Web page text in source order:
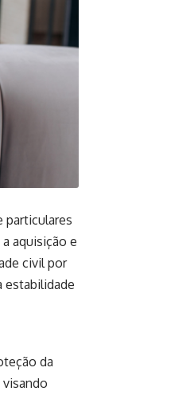
particulares
aquisição e
civil por
estabilidade
da